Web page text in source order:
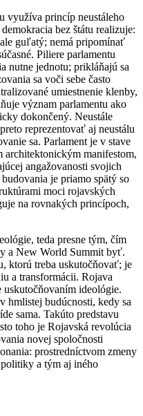
využíva princíp neustáleho
bez štátu realizuje:
guľatý; nemá pripomínať
Piliere parlamentu
nutne jednotu; prikláňajú sa
sa voči sebe často
umiestnenie klenby,
význam parlamentu ako
dokončený. Neustále
reprezentovať aj neustálu
sa. Parlament je v stave
manifestom,
angažovanosti svojich
je priamo spätý so
moci rojavských
na rovnakých princípoch,
teda presne tým, čím
a New World Summit byť.
ktorú treba uskutočňovať; je
a transformácii. Rojava
uskutočňovaním ideológie.
hmlistej budúcnosti, kedy sa
sama. Takúto predstavu
toho je Rojavská revolúcia
novej spoločnosti
prostredníctvom zmeny
a tým aj iného